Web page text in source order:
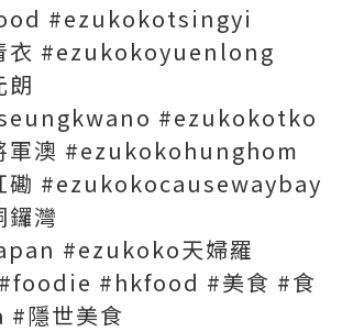
#ezukokotsingyi
衣 #ezukokoyuenlong
#ezukokotko
軍澳 #ezukokohunghom
磡 #ezukokocausewaybay
灣
#ezukoko天婦羅
#hkfood #美食 #食
隱世美食